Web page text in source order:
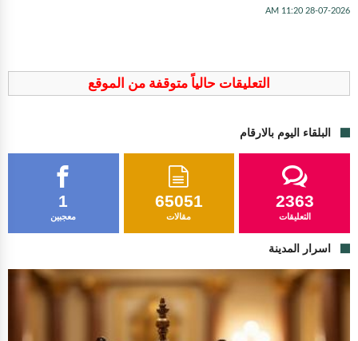
28-07-2026 11:20 AM
التعليقات حالياً متوقفة من الموقع
البلقاء اليوم بالارقام
1
معجبين
65051
مقالات
2363
التعليقات
اسرار المدينة